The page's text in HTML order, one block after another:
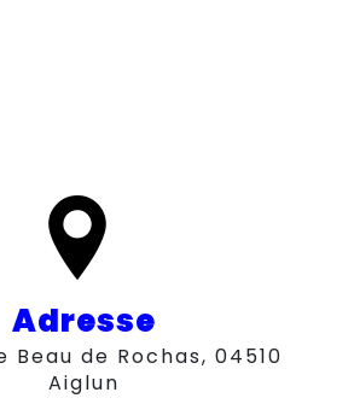
Adresse
Aiglun